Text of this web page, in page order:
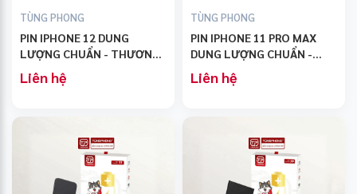
TÙNG PHONG
PIN IPHONE 12 DUNG
LƯỢNG CHUẨN - THƯƠNG
HIỆU TÙNG PHONG
Liên hệ
TÙNG PHONG
PIN IPHONE 11 PRO MAX
DUNG LƯỢNG CHUẨN -
THƯƠNG HIỆU TÙNG
PHONG
Liên hệ